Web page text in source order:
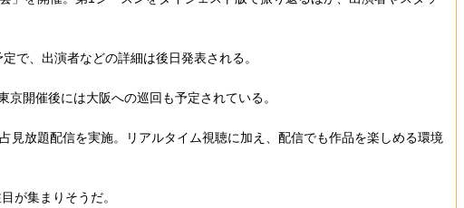
で、出演者などの詳細は後日発表される。
開催後には大阪への巡回も予定されている。
放題配信を実施。リアルタイム視聴に加え、配信でも作品を楽しめる環境
が集まりそうだ。